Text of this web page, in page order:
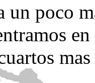
un poco